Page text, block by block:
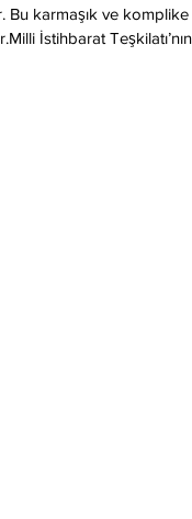
Bu karmaşık ve
İstihbarat